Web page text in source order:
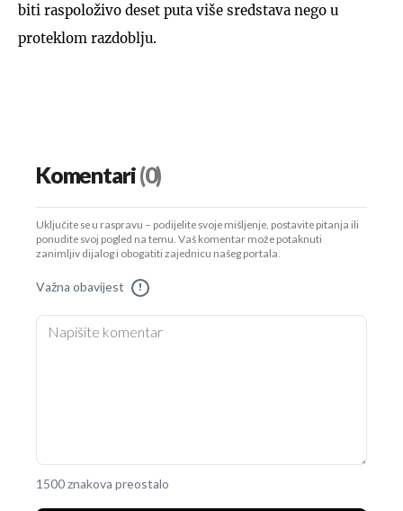
biti raspoloživo deset puta više sredstava nego u
proteklom razdoblju.
Komentari(0)
Uključite se u raspravu – podijelite svoje mišljenje, postavite pitanja ili
ponudite svoj pogled na temu. Vaš komentar može potaknuti
zanimljiv dijalog i obogatiti zajednicu našeg portala.
Važna obavijest !
1500 znakova preostalo